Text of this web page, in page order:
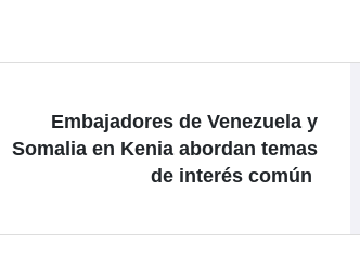
Embajadores de Venezuela y
Somalia en Kenia abordan temas
de interés común